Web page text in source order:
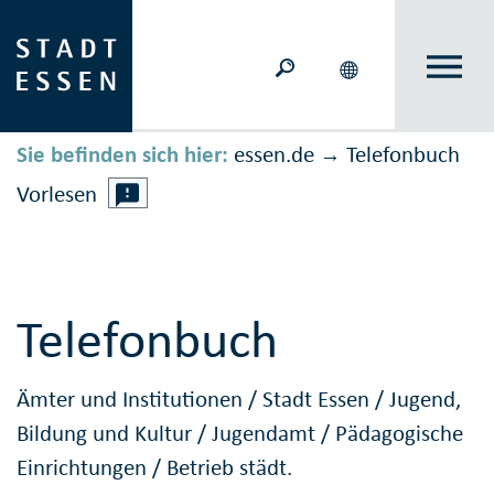
Sie befinden sich hier: essen.de → Telefonbuch
Vorlesen
Telefonbuch
Ämter und Institutionen /Stadt Essen /Jugend,
Bildung und Kultur /Jugendamt / Pädagogische
Einrichtungen / Betrieb städt.